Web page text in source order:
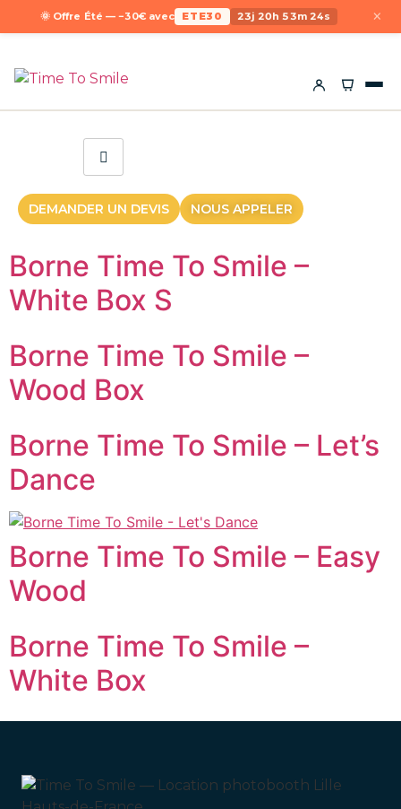
🌞 Offre Été — −30€ avec ETE30 23j 20h 53m 24s ×
DEMANDER UN DEVIS NOUS APPELER
Borne Time To Smile –
White Box S
Borne Time To Smile –
Wood Box
Borne Time To Smile – Let’s
Dance
Borne Time To Smile – Easy
Wood
Borne Time To Smile –
White Box